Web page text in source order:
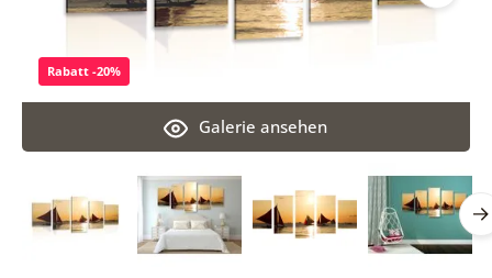
Galerie ansehen
Rabatt -20%